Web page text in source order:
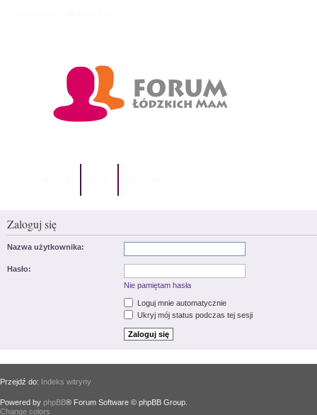
Zaloguj się
Nazwa użytkownika:
Hasło:
Nie pamiętam hasła
Loguj mnie automatycznie
Ukryj mój status podczas tej sesji
Przejdź do: Indeks witryny
Powered by phpBB® Forum Software © phpBB Group.
Change colors